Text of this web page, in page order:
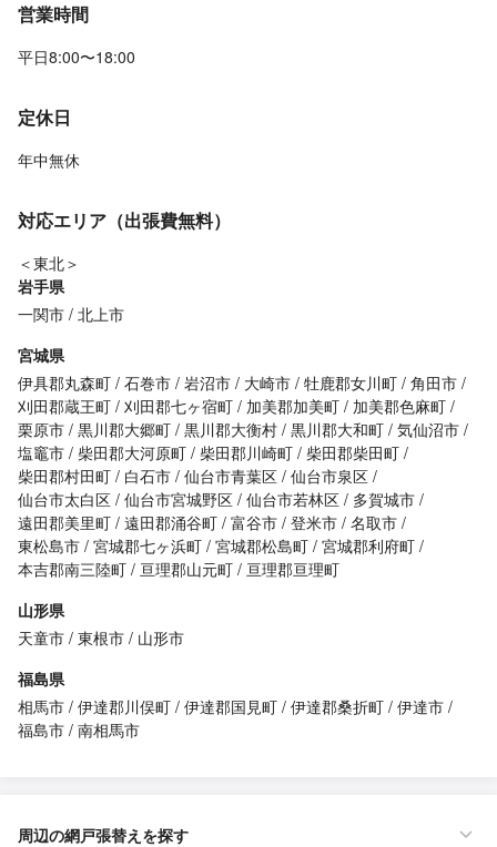
営業時間
平日8:00〜18:00
定休日
年中無休
対応エリア（出張費無料）
＜東北＞
岩手県
一関市 北上市
宮城県
伊具郡丸森町 石巻市 岩沼市 大崎市 牡鹿郡女川町 角田市
刈田郡蔵王町 刈田郡七ヶ宿町 加美郡加美町
加美郡色麻町
栗原市 黒川郡大郷町 黒川郡大衡村 黒川郡大和町 気仙沼市
塩竈市
柴田郡大河原町 柴田郡川崎町
柴田郡柴田町
柴田郡村田町
白石市 仙台市青葉区 仙台市泉区
仙台市太白区 仙台市宮城野区 仙台市若林区
多賀城市
遠田郡美里町 遠田郡涌谷町 富谷市 登米市 名取市
東松島市 宮城郡七ヶ浜町 宮城郡松島町 宮城郡利府町
本吉郡南三陸町
亘理郡山元町
亘理郡亘理町
山形県
天童市 東根市
山形市
福島県
相馬市 伊達郡川俣町 伊達郡国見町 伊達郡桑折町 伊達市
福島市 南相馬市
周辺の網戸張替えを探す